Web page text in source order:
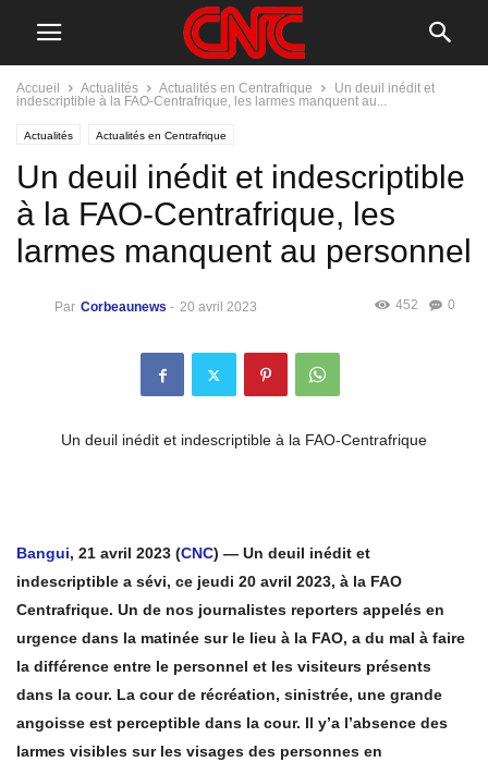
Accueil Actualités Actualités en Centrafrique
Un deuil inédit et
indescriptible à la FAO-Centrafrique, les larmes manquent au...
Actualités Actualités en Centrafrique
Un deuil inédit et indescriptible
à la FAO-Centrafrique, les
larmes manquent au personnel
Par Corbeaunews - 20 avril 2023 0
452
Un deuil inédit et indescriptible à la FAO-Centrafrique
Bangui, 21 avril 2023 (CNC) — Un deuil inédit et
indescriptible a sévi, ce jeudi 20 avril 2023, à la FAO
Centrafrique. Un de nos journalistes reporters appelés en
urgence dans la matinée sur le lieu à la FAO, a du mal à faire
la différence entre le personnel et les visiteurs présents
dans la cour. La cour de récréation, sinistrée, une grande
angoisse est perceptible dans la cour. Il y’a l’absence des
larmes visibles sur les visages des personnes en